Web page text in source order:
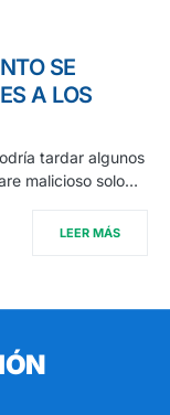
SE
A LOS
tardar algunos
malicioso solo…
LEER MÁS